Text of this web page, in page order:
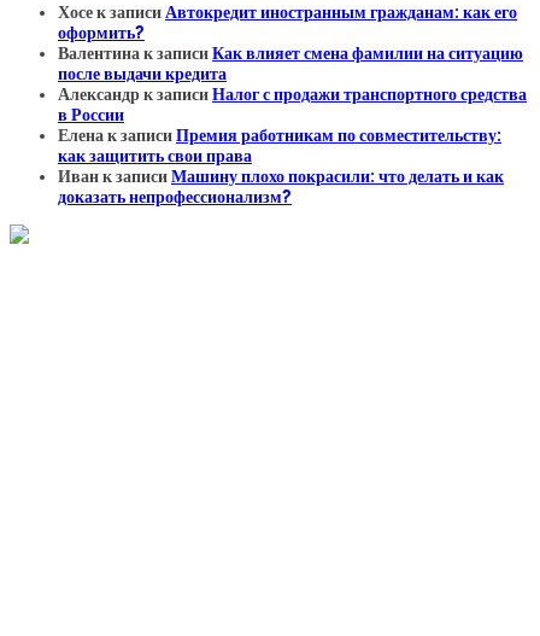
Хосек записи Автокредит иностранным гражданам: как его
оформить?
Валентинак записиКак влияет смена фамилии на ситуацию
после выдачи кредита
Александрк записиНалог с продажи транспортного средства
в России
Еленак записиПремия работникам по совместительству:
как защитить свои права
Иванк записиМашину плохо покрасили: что делать и как
доказать непрофессионализм?